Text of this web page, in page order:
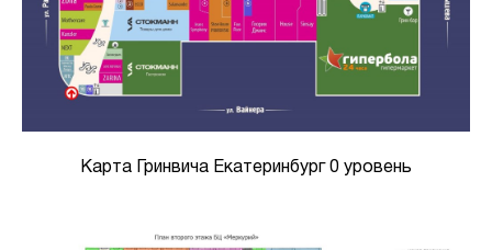
Карта Гринвича Екатеринбург 0 уровень